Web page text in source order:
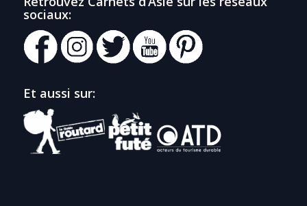
sociaux:
Et aussi sur: